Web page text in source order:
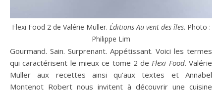
Flexi Food 2 de Valérie Muller. Éditions Au vent des îles. Photo :
Philippe Lim
Gourmand. Sain. Surprenant. Appétissant. Voici les termes
qui caractérisent le mieux ce tome 2 deFlexi Food. Valérie
Muller aux recettes ainsi qu’aux textes et Annabel
Montenot Robert nous invitent à découvrir une cuisine